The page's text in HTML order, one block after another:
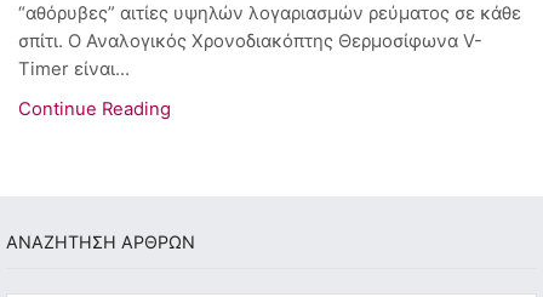
“αθόρυβες” αιτίες υψηλών λογαριασμών ρεύματος σε κάθε
σπίτι. Ο Αναλογικός Χρονοδιακόπτης Θερμοσίφωνα V-
Timer είναι...
Continue Reading
ΑΝΑΖΗΤΗΣΗ ΑΡΘΡΩΝ